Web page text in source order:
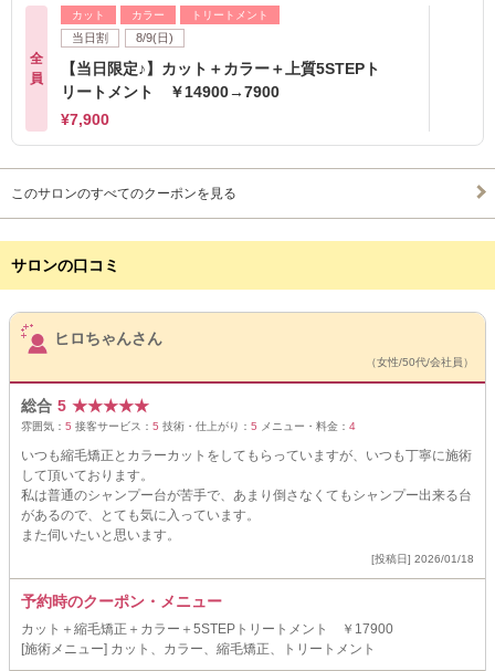
全
員
カット カラー トリートメント
当日割 8/9(日)
【当日限定♪】カット＋カラー＋上質5STEPト
リートメント ￥14900→7900
¥7,900
このサロンのすべてのクーポンを見る
サロンの口コミ
サロンPick Up
ヒロちゃんさん
（女性/50代/会社員）
総合 5 ★★★★★
雰囲気： 5 接客サービス： 5 技術・仕上がり： 5 メニュー・料金： 4
いつも縮毛矯正とカラーカットをしてもらっていますが、いつも丁寧に施術
して頂いております。
私は普通のシャンプー台が苦手で、あまり倒さなくてもシャンプー出来る台
があるので、とても気に入っています。
また伺いたいと思います。
[投稿日] 2026/01/18
予約時のクーポン・メニュー
カット＋縮毛矯正＋カラー＋5STEPトリートメント ￥17900
[施術メニュー] カット、カラー、縮毛矯正、トリートメント